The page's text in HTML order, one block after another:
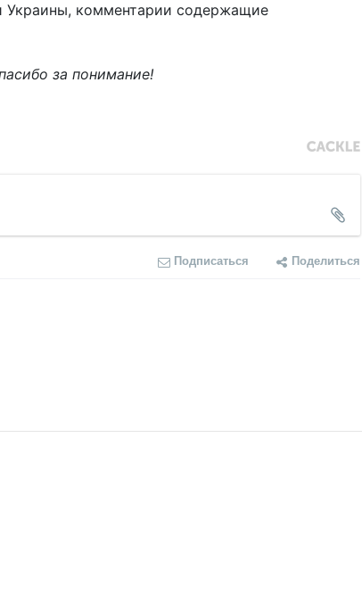
комментарии содержащие
за понимание!
Подписаться Поделиться